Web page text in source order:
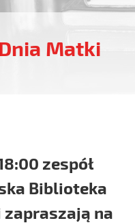
Matki
zespół
Biblioteka
zapraszają na